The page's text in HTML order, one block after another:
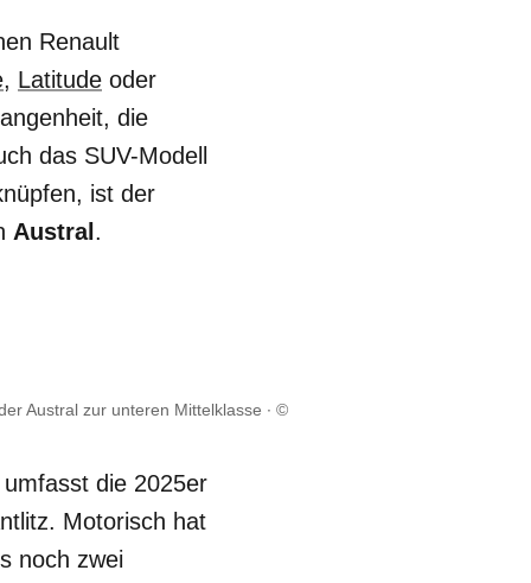
Renault
, Latitude oder
die
das SUV-Modell
ist der
Austral .
Austral zur unteren Mittelklasse
©
die 2025er
Motorisch hat
noch zwei